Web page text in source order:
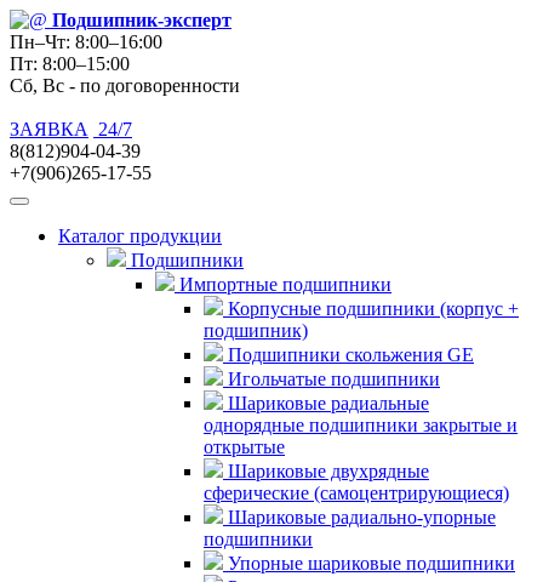
Подшипник-эксперт
Пн–Чт: 8:00–16:00
Пт: 8:00–15:00
Сб, Вс - по договоренности
ЗАЯВКА
24/7
8(812)904-04-39
+7(906)265-17-55
Каталог продукции
Подшипники
Импортные подшипники
Корпусные подшипники (корпус +
подшипник)
Подшипники скольжения GE
Игольчатые подшипники
Шариковые радиальные
однорядные подшипники закрытые и
открытые
Шариковые двухрядные
сферические (самоцентрирующиеся)
Шариковые радиально-упорные
подшипники
Упорные шариковые подшипники